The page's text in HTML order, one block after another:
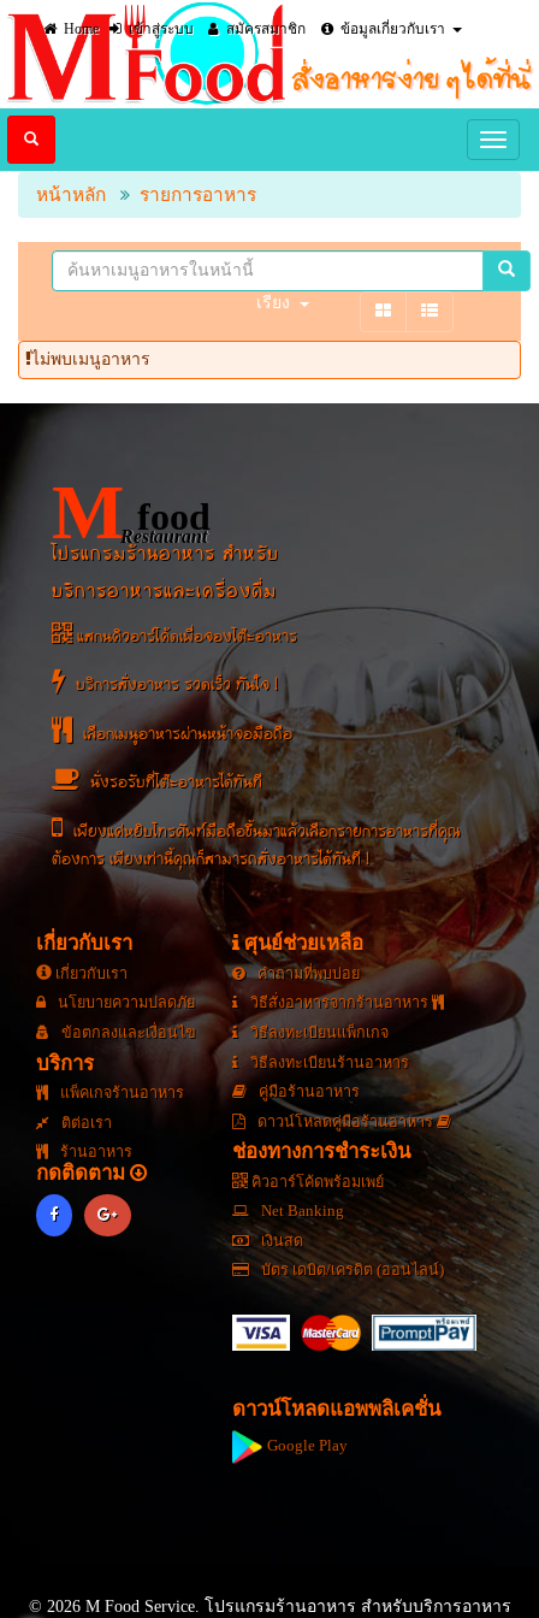
Home เข้าสู่ระบบ สมัครสมาชิก ข้อมูลเกี่ยวกับเรา
หน้าหลัก รายการอาหาร
เรียง
ไม่พบเมนูอาหาร
M food
Restaurant
โปรแกรมร้านอาหาร สำหรับ
บริการอาหารและเครื่องดื่ม
แสกนคิวอาร์โค้ดเพื่อจองโต๊ะอาหาร
บริการสั่งอาหาร รวดเร็ว ทันใจ !
เลือกเมนูอาหารผ่านหน้าจอมือถือ
นั่งรอรับที่โต๊ะอาหารได้ทันที
เพียงแค่หยิบโทรศัพท์มือถือขึ้นมาแล้วเลือกรายการอาหารที่คุณ
ต้องการ เพียงเท่านี้คุณก็สามารถสั่งอาหารได้ทันที !
เกี่ยวกับเรา
เกี่ยวกับเรา
นโยบายความปลดภัย
ข้อตกลงและเงื่อนไข
บริการ
แพ็คเกจร้านอาหาร
ติต่อเรา
ร้านอาหาร
กดติดตาม
ศุนย์ช่วยเหลือ
คำถามที่พบบ่อย
วิธีสั่งอาหารจากร้านอาหาร
วิธีลงทะเบียนแพ็กเกจ
วิธีลงทะเบียนร้านอาหาร
คู่มือร้านอาหาร
ดาวน์โหลดคู่มือร้านอาหาร
ช่องทางการชำระเงิน
คิวอาร์โค้ดพร้อมเพย์
Net Banking
เงินสด
บัตร เดบิต/เครดิต (ออนไลน์)
ดาวน์โหลดแอพพลิเคชั่น
Google Play
© 2026 M Food Service. โปรแกรมร้านอาหาร สำหรับบริการอาหาร